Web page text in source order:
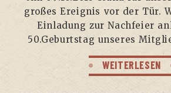
gro­ßes Ereig­nis vor der Tür.
Ein­la­dung zur Nach­fei­er
50.Geburtstag unse­res
WEITERLESEN